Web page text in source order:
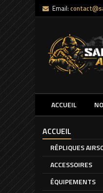
Email:
ACCUEIL
ACCUEIL
RÉPLIQUES
ACCESSOIRES
ÉQUIPEMENTS